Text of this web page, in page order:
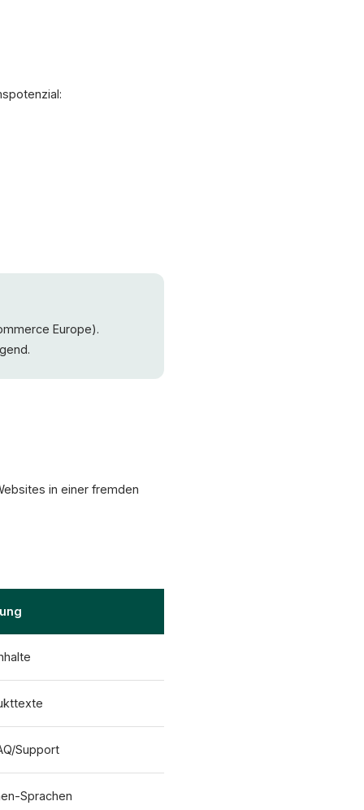
Europe).
in einer fremden
Support
Sprachen